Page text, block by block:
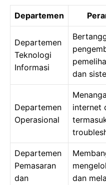
Departemen
Departemen
Teknologi
Informasi
dan
Departemen
Operasional
internet
Departemen
Pemasaran
dan
dan